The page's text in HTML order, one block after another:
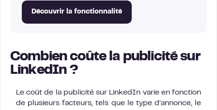
Découvrir la fonctionnalité
Combien coûte la publicité sur
LinkedIn ?
Le coût de la publicité sur LinkedIn varie en fonction
de plusieurs facteurs, tels que le type d’annonce, le